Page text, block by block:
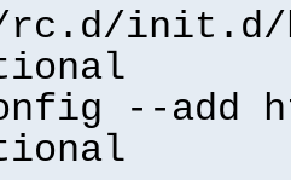
rc.d/init.d/
--add